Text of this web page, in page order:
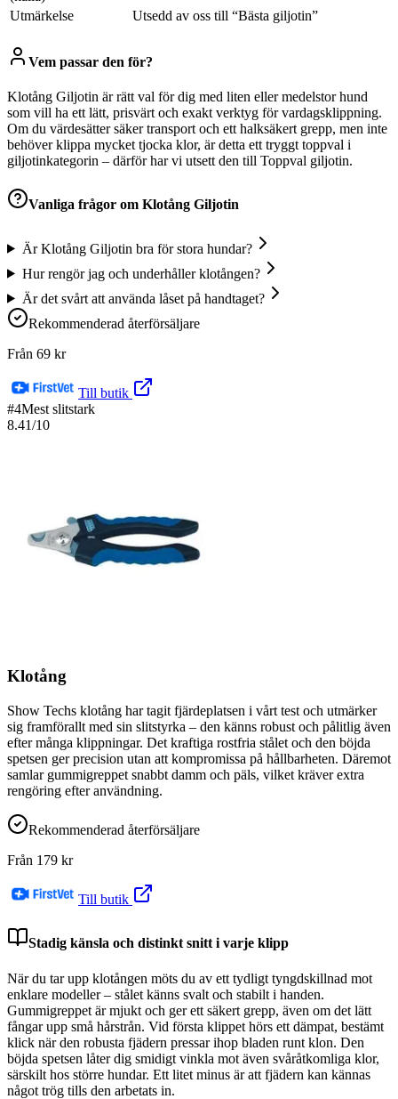
Utmärkelse
Utsedd av oss till “Bästa giljotin”
Vem passar den för?
Klotång Giljotin är rätt val för dig med liten eller medelstor hund
som vill ha ett lätt, prisvärt och exakt verktyg för vardagsklippning.
Om du värdesätter säker transport och ett halksäkert grepp, men inte
behöver klippa mycket tjocka klor, är detta ett tryggt toppval i
giljotinkategorin – därför har vi utsett den till Toppval giljotin.
Vanliga frågor om Klotång Giljotin
Är Klotång Giljotin bra för stora hundar?
Hur rengör jag och underhåller klotången?
Är det svårt att använda låset på handtaget?
Rekommenderad återförsäljare
Från 69 kr
Till butik
#4Mest slitstark
8.41/10
Klotång
Show Techs klotång har tagit fjärdeplatsen i vårt test och utmärker
sig framförallt med sin slitstyrka – den känns robust och pålitlig även
efter många klippningar. Det kraftiga rostfria stålet och den böjda
spetsen ger precision utan att kompromissa på hållbarheten. Däremot
samlar gummigreppet snabbt damm och päls, vilket kräver extra
rengöring efter användning.
Rekommenderad återförsäljare
Från 179 kr
Till butik
Stadig känsla och distinkt snitt i varje klipp
När du tar upp klotången möts du av ett tydligt tyngdskillnad mot
enklare modeller – stålet känns svalt och stabilt i handen.
Gummigreppet är mjukt och ger ett säkert grepp, även om det lätt
fångar upp små hårstrån. Vid första klippet hörs ett dämpat, bestämt
klick när den robusta fjädern pressar ihop bladen runt klon. Den
böjda spetsen låter dig smidigt vinkla mot även svåråtkomliga klor,
särskilt hos större hundar. Ett litet minus är att fjädern kan kännas
något trög tills den arbetats in.